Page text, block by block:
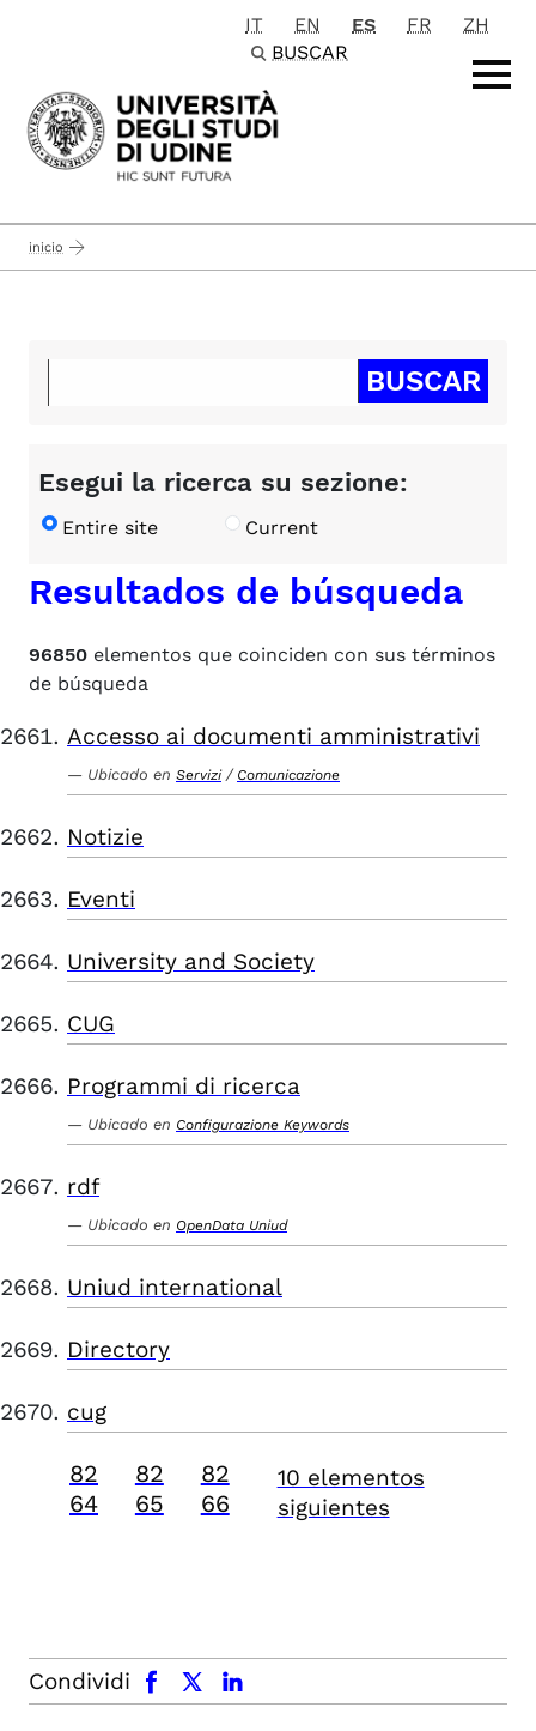
Passa al contenuto principale
IT EN ES FR
ZH
BUSCAR
inicio
Esegui la ricerca su sezione:
Entire site Current
Resultados de búsqueda
96850 elementos que coinciden con sus términos
de búsqueda
Accesso ai documenti amministrativi
Ubicado en Servizi / Comunicazione
Notizie
Eventi
University and Society
CUG
Programmi di ricerca
Ubicado en Configurazione Keywords
rdf
Ubicado en OpenData Uniud
Uniud international
Directory
cug
82
64
82
65
82
66
10 elementos
siguientes
Condividi
facebook x.com linkedin